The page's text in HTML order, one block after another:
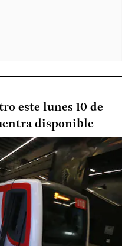
este lunes 10 de
disponible